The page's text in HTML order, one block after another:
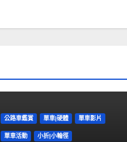
公路車鑑賞 單車|硬體 單車影片
單車活動 小折|小輪徑